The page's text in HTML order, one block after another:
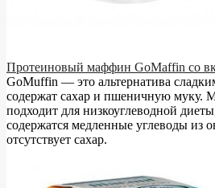
Протеиновый маффин GoMaffin со
GoMuffin — это альтернатива
содержат сахар и пшеничную муку.
подходит для низкоуглеводной
содержатся медленные углеводы из
отсутствует сахар.